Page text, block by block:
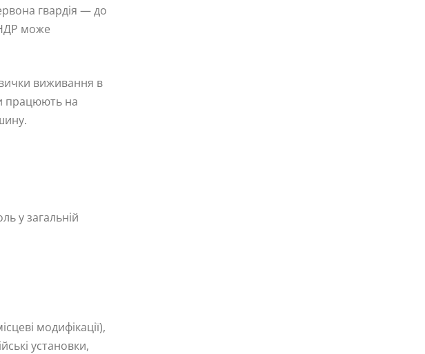
гвардія — до
може
виживання в
працюють на
у загальній
модифікації),
установки,